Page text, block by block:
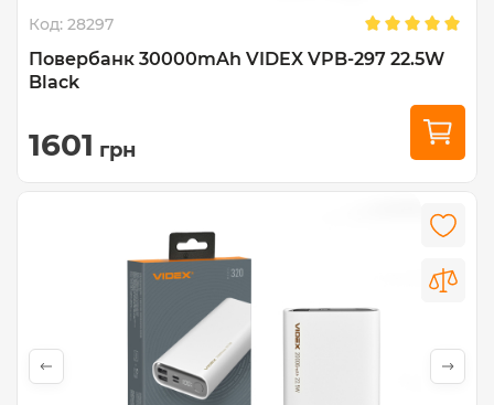
Код: 28297
Повербанк 30000mAh VIDEX VPB-297 22.5W
Black
1601 грн